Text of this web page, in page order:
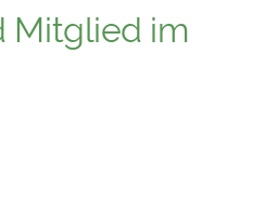
Mitglied im